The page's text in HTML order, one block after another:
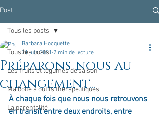
Post
Tous les posts
Les fruits et légumes de saison
Ma boîte à outils thérapeutiques
La parentalité
Tous les posts
Préparons-nous au
changement...
Barbara Hocquette
21 juin 2021 2 min de lecture
À chaque fois que nous nous retrouvons
en transit entre deux endroits, entre